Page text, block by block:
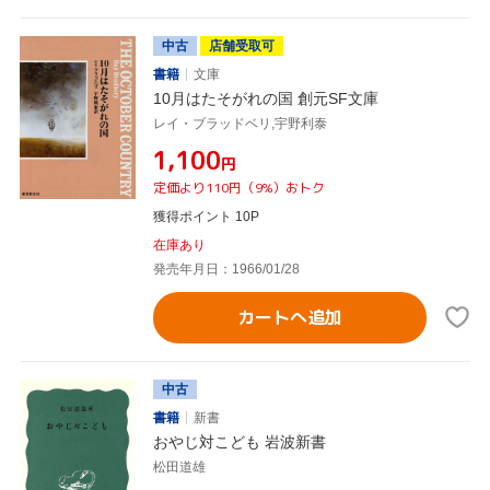
中古
店舗受取可
書籍
文庫
10月はたそがれの国 創元SF文庫
レイ・ブラッドベリ,宇野利泰
¥1,100円
定価より110円（9%）おトク
獲得ポイント 10P
在庫あり
発売年月日：1966/01/28
カートへ追加
中古
書籍
新書
おやじ対こども 岩波新書
松田道雄